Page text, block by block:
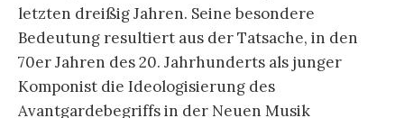
letzten dreißig Jahren. Seine besondere
Bedeutung resultiert aus der Tatsache, in den
70er Jahren des 20. Jahrhunderts als junger
Komponist die Ideologisierung des
Avantgardebegriffs in der Neuen Musik